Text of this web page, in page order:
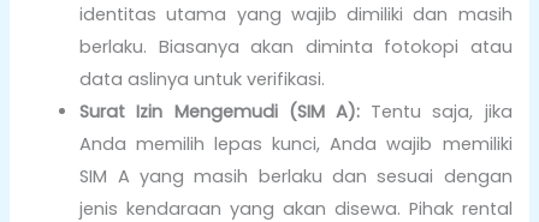
identitas utama yang wajib dimiliki dan masih
berlaku. Biasanya akan diminta fotokopi atau
data aslinya untuk verifikasi.
Surat Izin Mengemudi (SIM A):Tentu saja, jika
Anda memilih lepas kunci, Anda wajib memiliki
SIM A yang masih berlaku dan sesuai dengan
jenis kendaraan yang akan disewa. Pihak rental